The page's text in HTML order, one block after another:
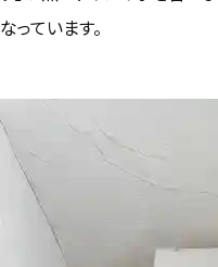
なっています。